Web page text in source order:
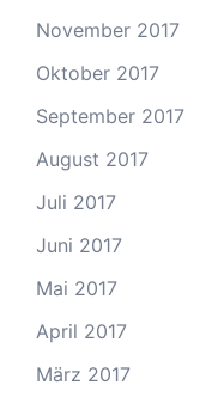
November 2017
Oktober 2017
September 2017
August 2017
Juli 2017
Juni 2017
Mai 2017
April 2017
März 2017